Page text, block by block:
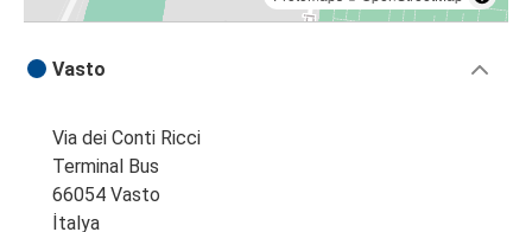
Vasto
Via dei Conti Ricci
Terminal Bus
66054 Vasto
İtalya